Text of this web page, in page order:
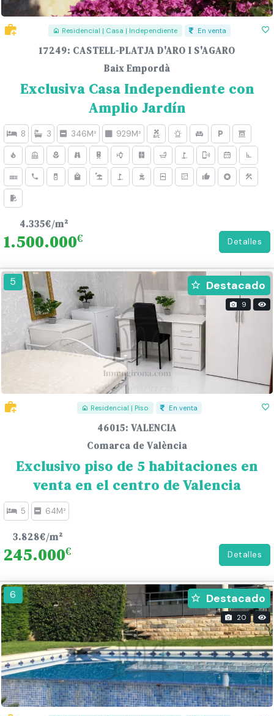
Residencial | Casa | Independiente En venta
17249: CASTELL-PLATJA D'ARO I S'AGARO
Baix Empordà
Exclusiva Casa Independiente con
Amplio Jardín
8 3 346M² 929M²
4.335€/m²
1.500.000€ Detalles
5
268 Destacado
9
Residencial | Piso En venta
46015: VALENCIA
Comarca de València
Exclusivo piso de 5 habitaciones en
venta en el centro de Valencia
5 64M²
3.828€/m²
245.000€ Detalles
6
277 Destacado
20